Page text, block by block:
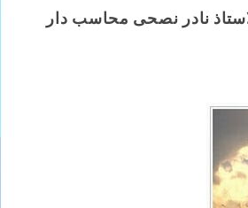
نادر نصحى محاسب دار